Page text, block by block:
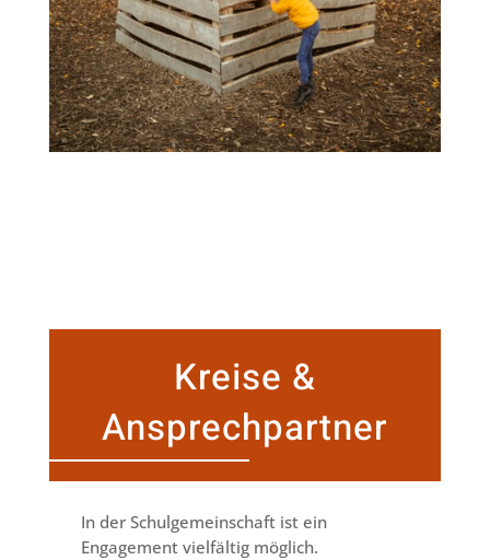
Kreise &
Ansprechpartner
In der Schulgemeinschaft ist ein
Engagement vielfältig möglich.